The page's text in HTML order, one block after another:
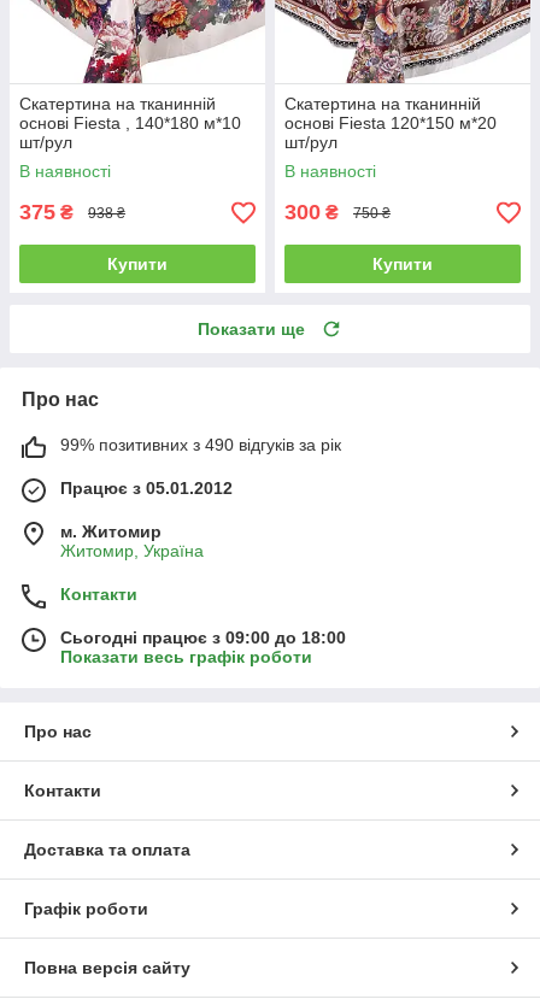
Скатертина на тканинній
основі Fiesta , 140*180 м*10
шт/рул
В наявності
375 ₴ 938 ₴
Купити
Скатертина на тканинній
основі Fiesta 120*150 м*20
шт/рул
В наявності
300 ₴ 750 ₴
Купити
Показати ще
Про нас
99% позитивних з 490 відгуків за рік
Працює з 05.01.2012
м. Житомир
Житомир, Україна
Контакти
Сьогодні працює з 09:00 до 18:00
Показати весь графік роботи
Про нас
Контакти
Доставка та оплата
Графік роботи
Повна версія сайту